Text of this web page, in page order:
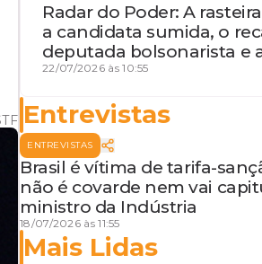
Radar do Poder: A
a candidata sumida, o
deputada bolsonarista e
discórdia
22/07/2026 às 10:55
Entrevistas
ENTREVISTAS
Brasil é vítima de tarifa-
não é covarde nem vai
ministro da Indústria
18/07/2026 às 11:55
Mais Lidas